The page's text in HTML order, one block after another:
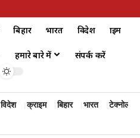
बिहार भारत विदेश क्राइम
हमारे बारे में संपर्क करें
विदेश क्राइम बिहार भारत टेक्नोलॉजी